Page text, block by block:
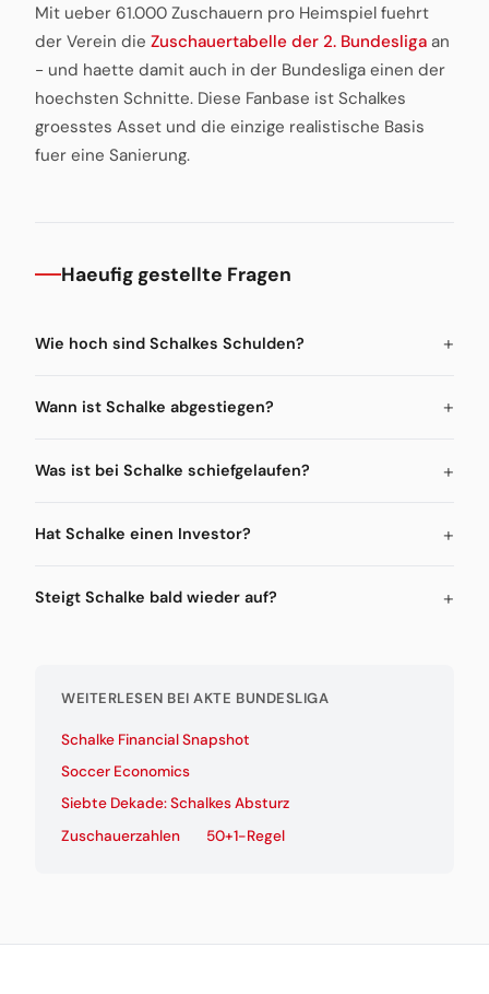
Mit ueber 61.000 Zuschauern pro Heimspiel fuehrt
der Verein die Zuschauertabelle der 2. Bundesliga an
- und haette damit auch in der Bundesliga einen der
hoechsten Schnitte. Diese Fanbase ist Schalkes
groesstes Asset und die einzige realistische Basis
fuer eine Sanierung.
Haeufig gestellte Fragen
Wie hoch sind Schalkes Schulden?
Wann ist Schalke abgestiegen?
Was ist bei Schalke schiefgelaufen?
Hat Schalke einen Investor?
Steigt Schalke bald wieder auf?
WEITERLESEN BEI AKTE BUNDESLIGA
Schalke Financial Snapshot
Soccer Economics
Siebte Dekade: Schalkes Absturz
Zuschauerzahlen
50+1-Regel